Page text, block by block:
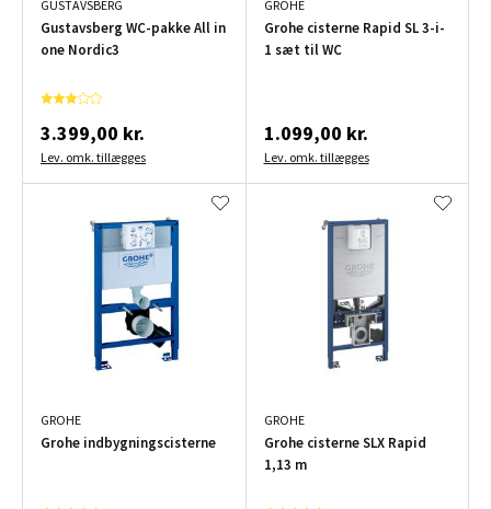
GUSTAVSBERG
Gustavsberg WC-pakke All in
one Nordic3
3.399,00 kr.
Lev. omk. tillægges
GROHE
Grohe cisterne Rapid SL 3-i-
1 sæt til WC
1.099,00 kr.
Lev. omk. tillægges
GROHE
Grohe indbygningscisterne
GROHE
Grohe cisterne SLX Rapid
1,13 m